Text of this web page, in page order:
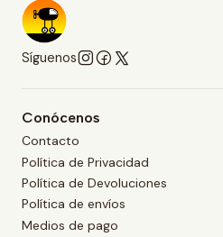
Síguenos
Conócenos
Contacto
Política de Privacidad
Política de Devoluciones
Política de envíos
Medios de pago